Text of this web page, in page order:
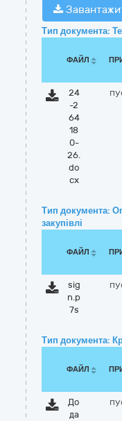
Тип документа:
ФАЙЛ
24
-2
64
18
0-
26.
do
cx
Тип документа:
закупівлі
ФАЙЛ
sig
n.p
7s
Тип документа:
ФАЙЛ
До
да